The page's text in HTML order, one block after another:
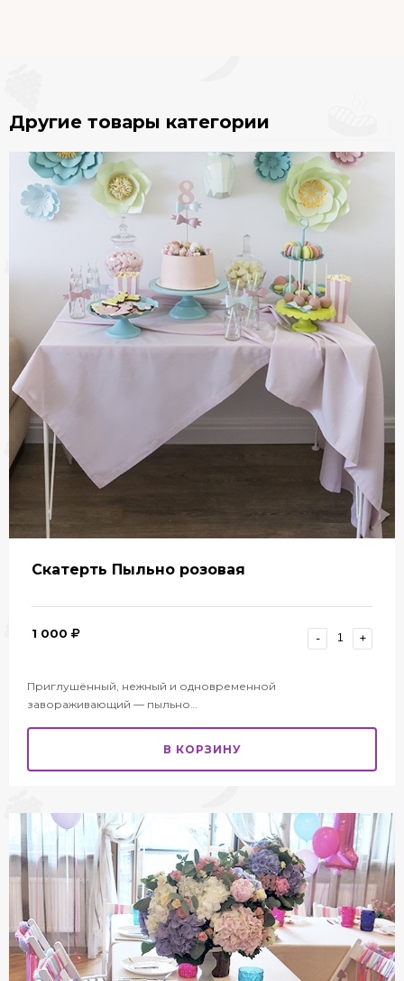
Другие товары категории
Скатерть Пыльно розовая
1 000 - +
Приглушённый, нежный и одновременной
завораживающий — пыльно…
В КОРЗИНУ